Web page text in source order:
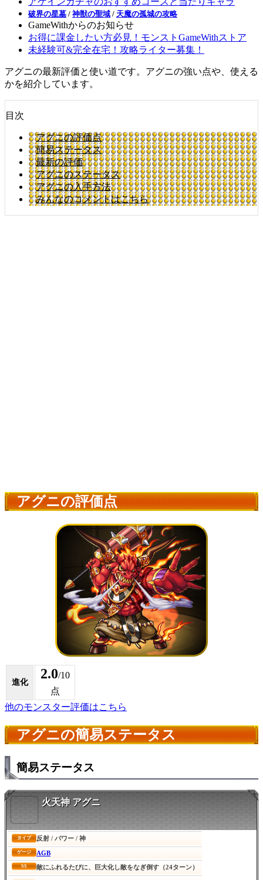
破界の星墓 / 神獣の聖域 / 天魔の孤城の攻略
GameWithからのお知らせ
お得に課金したい方必見！モンストGameWithストア
未経験可&完全在宅！攻略ライター募集！
アグニの最新評価と使い道です。アグニの強い点や、使える
かを紹介しています。
目次
アグニの評価点
簡易ステータス
最新の評価
アグニのステータス
アグニの入手方法
みんなのコメントはこちら
アグニの評価点
進化
2.0/10
点
他のモンスター評価はこちら
アグニの簡易ステータス
簡易ステータス
火天神 アグニ
タイプ 反射 / パワー / 神
ゲージ AGB
SS 敵にふれるたびに、巨大化し敵をなぎ倒す（24ターン）